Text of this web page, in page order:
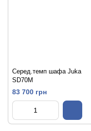
Серед.темп шафа Juka
SD70М
83 700 грн